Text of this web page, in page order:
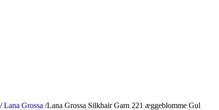
/ Lana Grossa /Lana Grossa Silkhair Garn 221 æggeblomme Gul